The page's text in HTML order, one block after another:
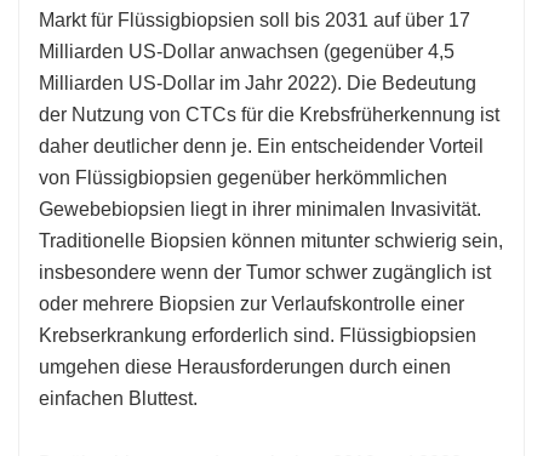
Markt für Flüssigbiopsien soll bis 2031 auf über 17
Milliarden US-Dollar anwachsen (gegenüber 4,5
Milliarden US-Dollar im Jahr 2022). Die Bedeutung
der Nutzung von CTCs für die Krebsfrüherkennung ist
daher deutlicher denn je. Ein entscheidender Vorteil
von Flüssigbiopsien gegenüber herkömmlichen
Gewebebiopsien liegt in ihrer minimalen Invasivität.
Traditionelle Biopsien können mitunter schwierig sein,
insbesondere wenn der Tumor schwer zugänglich ist
oder mehrere Biopsien zur Verlaufskontrolle einer
Krebserkrankung erforderlich sind. Flüssigbiopsien
umgehen diese Herausforderungen durch einen
einfachen Bluttest.